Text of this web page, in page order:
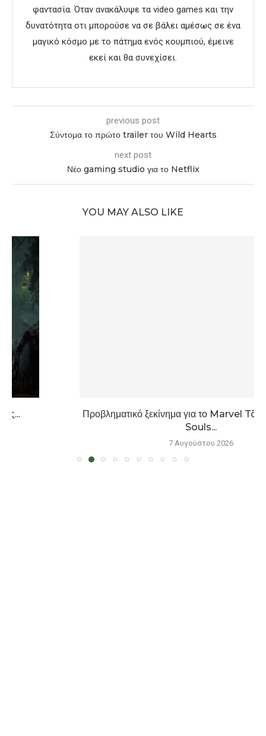
φαντασία. Όταν ανακάλυψε τα video games και την
δυνατότητα οτι μπορούσε να σε βάλει αμέσως σε ένα
μαγικό κόσμο με το πάτημα ενός κουμπιού, έμεινε
εκεί και θα συνεχίσει.
previous post
Σύντομα το πρώτο trailer του Wild Hearts
next post
Νέο gaming studio για το Netflix
YOU MAY ALSO LIKE
Προβληματικό ξεκίνημα για το Marvel Tōkon: Fighting